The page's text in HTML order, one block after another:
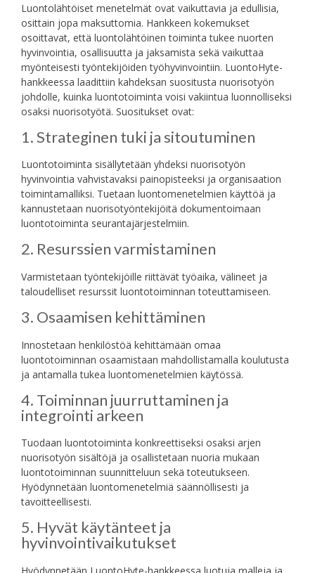
Luontolähtöiset menetelmät ovat vaikuttavia ja edullisia,
osittain jopa maksuttomia. Hankkeen kokemukset
osoittavat, että luontolähtöinen toiminta tukee nuorten
hyvinvointia, osallisuutta ja jaksamista sekä vaikuttaa
myönteisesti työntekijöiden työhyvinvointiin. LuontoHyte-
hankkeessa laadittiin kahdeksan suositusta nuorisotyön
johdolle, kuinka luontotoiminta voisi vakiintua luonnolliseksi
osaksi nuorisotyötä. Suositukset ovat:
1. Strateginen tuki ja sitoutuminen
Luontotoiminta sisällytetään yhdeksi nuorisotyön
hyvinvointia vahvistavaksi painopisteeksi ja organisaation
toimintamalliksi. Tuetaan luontomenetelmien käyttöä ja
kannustetaan nuorisotyöntekijöitä dokumentoimaan
luontotoiminta seurantajärjestelmiin.
2. Resurssien varmistaminen
Varmistetaan työntekijöille riittävät työaika, välineet ja
taloudelliset resurssit luontotoiminnan toteuttamiseen.
3. Osaamisen kehittäminen
Innostetaan henkilöstöä kehittämään omaa
luontotoiminnan osaamistaan mahdollistamalla koulutusta
ja antamalla tukea luontomenetelmien käytössä.
4. Toiminnan juurruttaminen ja
integrointi arkeen
Tuodaan luontotoiminta konkreettiseksi osaksi arjen
nuorisotyön sisältöjä ja osallistetaan nuoria mukaan
luontotoiminnan suunnitteluun sekä toteutukseen.
Hyödynnetään luontomenetelmiä säännöllisesti ja
tavoitteellisesti.
5. Hyvät käytänteet ja
hyvinvointivaikutukset
Hyödynnetään LuontoHyte-hankkeessa luotuja malleja ja